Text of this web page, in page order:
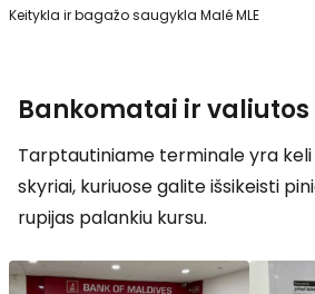
Keitykla ir bagažo saugykla Malé MLE
Bankomatai ir valiutos
Tarptautiniame terminale yra
skyriai, kuriuose galite išsikeisti
rupijas palankiu kursu.